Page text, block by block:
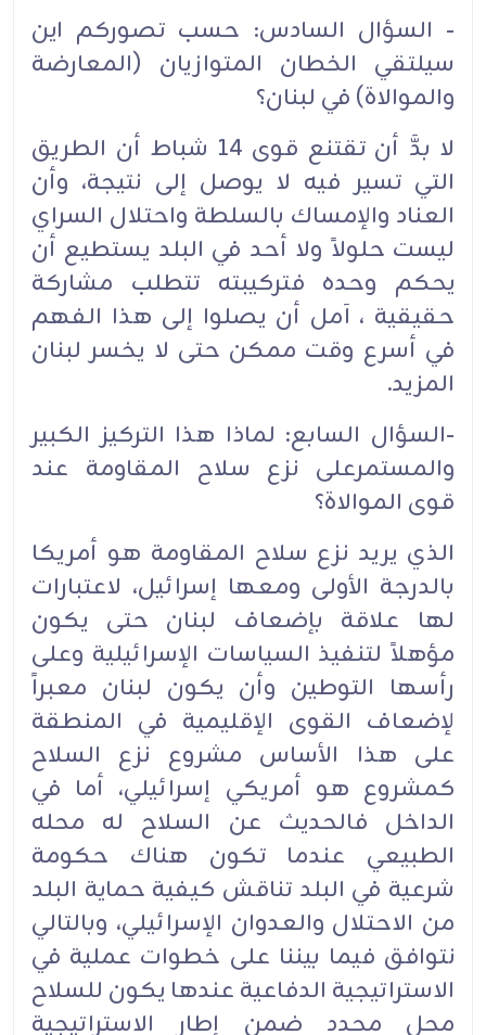
- السؤال السادس: حسب تصوركم اين
سيلتقي الخطان المتوازيان (المعارضة
والموالاة) في لبنان؟
لا بدَّ أن تقتنع قوى 14 شباط أن الطريق
التي تسير فيه لا يوصل إلى نتيجة، وأن
العناد والإمساك بالسلطة واحتلال السراي
ليست حلولاً ولا أحد في البلد يستطيع أن
يحكم وحده فتركيبته تتطلب مشاركة
حقيقية ، آمل أن يصلوا إلى هذا الفهم
في أسرع وقت ممكن حتى لا يخسر لبنان
المزيد.
-السؤال السابع: لماذا هذا التركيز الكبير
والمستمرعلى نزع سلاح المقاومة عند
قوى الموالاة؟
الذي يريد نزع سلاح المقاومة هو أمريكا
بالدرجة الأولى ومعها إسرائيل، لاعتبارات
لها علاقة بإضعاف لبنان حتى يكون
مؤهلاً لتنفيذ السياسات الإسرائيلية وعلى
رأسها التوطين وأن يكون لبنان معبراً
لإضعاف القوى الإقليمية في المنطقة
على هذا الأساس مشروع نزع السلاح
كمشروع هو أمريكي إسرائيلي، أما في
الداخل فالحديث عن السلاح له محله
الطبيعي عندما تكون هناك حكومة
شرعية في البلد تناقش كيفية حماية البلد
من الاحتلال والعدوان الإسرائيلي، وبالتالي
نتوافق فيما بيننا على خطوات عملية في
الاستراتيجية الدفاعية عندها يكون للسلاح
محل محدد ضمن إطار الاستراتيجية